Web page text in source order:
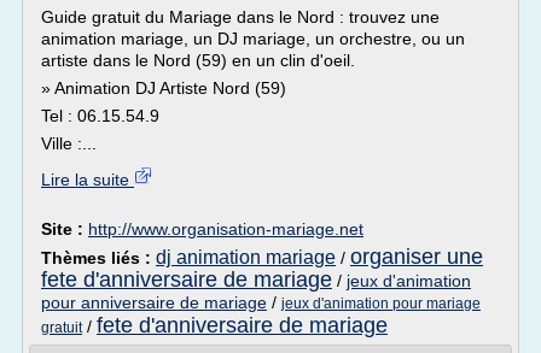
Guide gratuit du Mariage dans le Nord : trouvez une
animation mariage, un DJ mariage, un orchestre, ou un
artiste dans le Nord (59) en un clin d'oeil.
» Animation DJ Artiste Nord (59)
Tel : 06.15.54.9
Ville :...
Lire la suite
Site : http://www.organisation-mariage.net
Thèmes liés : dj animation mariage / organiser une
fete d'anniversaire de mariage / jeux d'animation
pour anniversaire de mariage / jeux d'animation pour mariage
gratuit/ fete d'anniversaire de mariage